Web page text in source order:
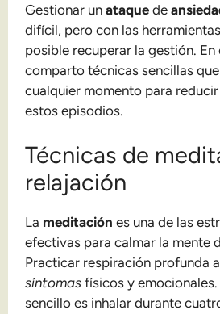
Gestionar unataque de
difícil, pero con las
posible recuperar la gestión.
comparto técnicas sencillas
cualquier momento para
estos episodios.
Técnicas de
relajación
La meditación es una de las
efectivas para calmar la mente
Practicar respiración profunda
síntomas físicos y
sencillo es inhalar durante